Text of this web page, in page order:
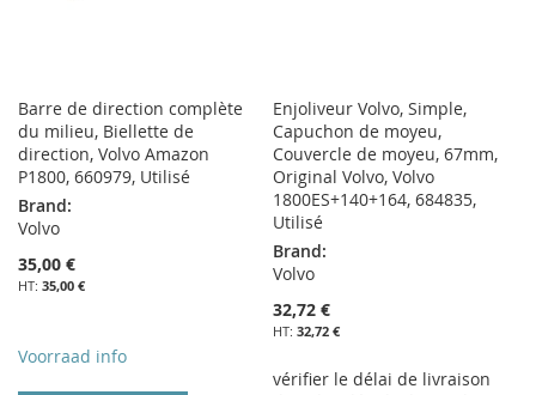
Barre de direction complète
du milieu, Biellette de
direction, Volvo Amazon
P1800, 660979, Utilisé
Brand:
Volvo
35,00 €
35,00 €
Voorraad info
Enjoliveur Volvo, Simple,
Capuchon de moyeu,
Couvercle de moyeu, 67mm,
Original Volvo, Volvo
1800ES+140+164, 684835,
Utilisé
Brand:
Volvo
32,72 €
32,72 €
vérifier le délai de livraison